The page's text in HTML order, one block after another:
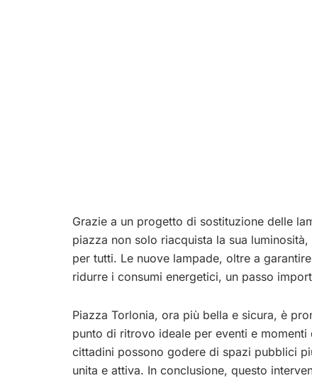
Grazie a un progetto di sostituzione delle
piazza non solo riacquista la sua
per tutti. Le nuove lampade, oltre a
ridurre i consumi energetici, un passo
Piazza Torlonia, ora più bella e sicura, è
punto di ritrovo ideale per eventi e
cittadini possono godere di spazi pubblici
unita e attiva. In conclusione, questo